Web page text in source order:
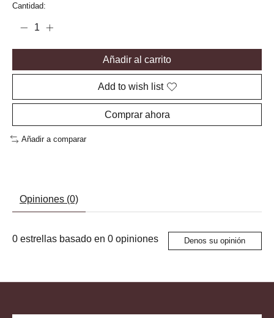
Cantidad:
Añadir al carrito
Add to wish list
Comprar ahora
Añadir a comparar
Opiniones (0)
0 estrellas basado en 0 opiniones Denos su opinión